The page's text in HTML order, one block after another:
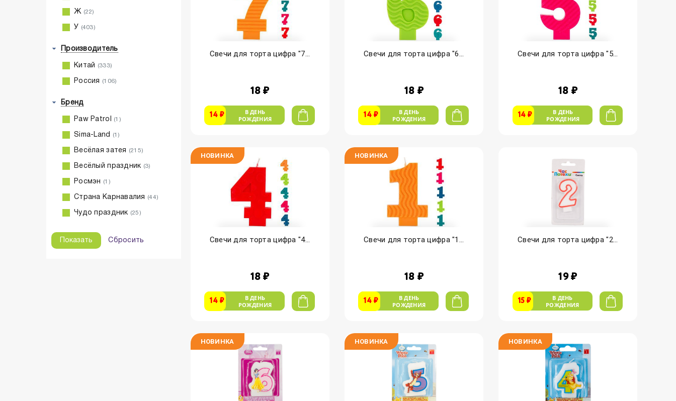
Ж (22)
У (403)
Производитель
Китай (333)
Россия (106)
Бренд
Paw Patrol (1)
Sima-Land (1)
Весёлая затея (215)
Весёлый праздник (3)
Росмэн (1)
Страна Карнавалия (44)
Чудо праздник (25)
Сбросить
Свечи для торта цифра "7...
18 ₽
14 ₽
В ДЕНЬ
РОЖДЕНИЯ
Свечи для торта цифра "6...
18 ₽
14 ₽
В ДЕНЬ
РОЖДЕНИЯ
Свечи для торта цифра "5...
18 ₽
14 ₽
В ДЕНЬ
РОЖДЕНИЯ
НОВИНКА
Свечи для торта цифра "4...
18 ₽
14 ₽
В ДЕНЬ
РОЖДЕНИЯ
НОВИНКА
Свечи для торта цифра "1...
18 ₽
14 ₽
В ДЕНЬ
РОЖДЕНИЯ
Свечи для торта цифра "2...
19 ₽
15 ₽
В ДЕНЬ
РОЖДЕНИЯ
НОВИНКА НОВИНКА НОВИНКА